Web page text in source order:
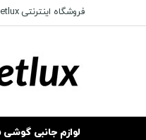
to
to
فروشگاه اینترنتی Setlux ، ست ِکامل لوازم دیجیتال
لوازم جانبی گوشی Galaxy S25